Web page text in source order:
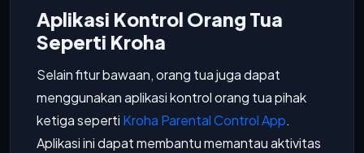
Aplikasi Kontrol Orang Tua
Seperti Kroha
Selain fitur bawaan, orang tua juga dapat
menggunakan aplikasi kontrol orang tua pihak
ketiga seperti Kroha Parental Control App.
Aplikasi ini dapat membantu memantau aktivitas